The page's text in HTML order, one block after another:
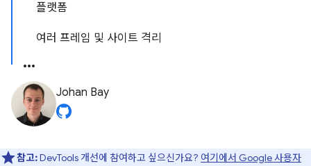
플랫폼
여러 프레임 및 사이트 격리
Johan Bay
참고:DevTools 개선에 참여하고 싶으신가요? 여기에서 Google 사용자